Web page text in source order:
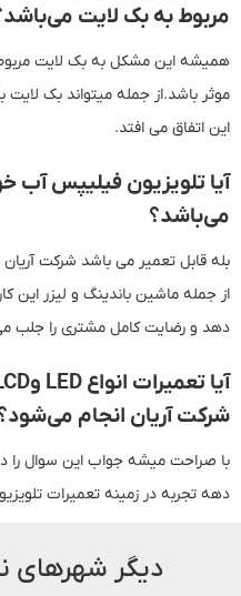
مربوط به بک لایت
همیشه این مشکل به بک لایت
موثر باشد.از جمله میتواند بک
این اتفاق می افتد.
آیا تلویزیون فیلیپس آب
می‌باشد؟
بله قابل تعمیر می باشد شرکت
از جمله ماشین باندینگ و لیزر این
دهد و رضایت کامل مشتری را جلب
شرکت آریان انجام
با صراحت میشه جواب این سوال را
دهه تجربه در زمینه تعمیرات
دیگر شهرهای